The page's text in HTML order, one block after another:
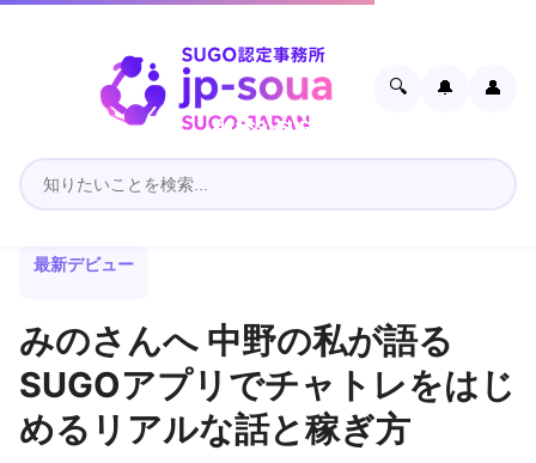
🔍 🔔 👤
最新デビュー
みのさんへ 中野の私が語る
SUGOアプリでチャトレをはじ
めるリアルな話と稼ぎ方